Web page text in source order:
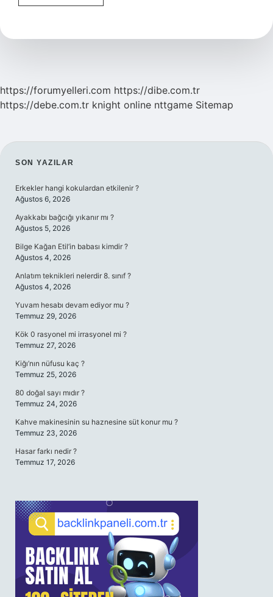
Kesin
https://forumyelleri.com https://dibe.com.tr
https://debe.com.tr knight online nttgame Sitemap
SIDEBAR
SON YAZILAR
Erkekler hangi kokulardan etkilenir ?
Ağustos 6, 2026
Ayakkabı bağcığı yıkanır mı ?
Ağustos 5, 2026
Bilge Kağan Etil’in babası kimdir ?
Ağustos 4, 2026
Anlatım teknikleri nelerdir 8. sınıf ?
Ağustos 4, 2026
Yuvam hesabı devam ediyor mu ?
Temmuz 29, 2026
Kök 0 rasyonel mi irrasyonel mi ?
Temmuz 27, 2026
Kiğı’nın nüfusu kaç ?
Temmuz 25, 2026
80 doğal sayı mıdır ?
Temmuz 24, 2026
Kahve makinesinin su haznesine süt konur mu ?
Temmuz 23, 2026
Hasar farkı nedir ?
Temmuz 17, 2026